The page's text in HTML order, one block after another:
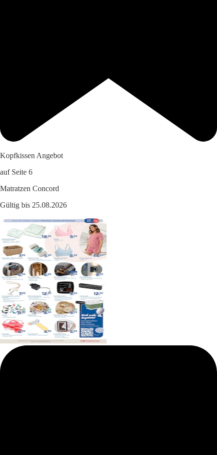
Kopfkissen Angebot
auf Seite 6
Matratzen Concord
Gültig bis 25.08.2026